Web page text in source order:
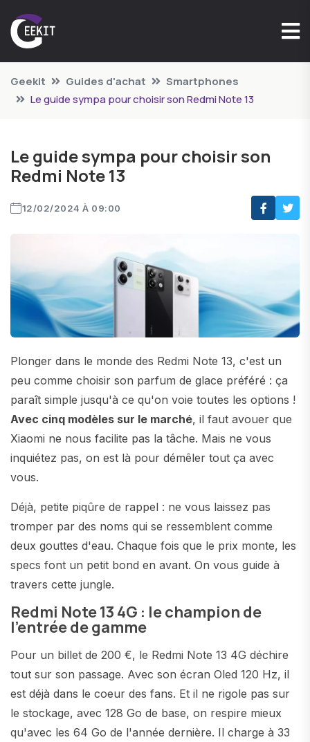
Geekit Guides d'achat
Smartphones
Le guide sympa pour choisir son Redmi Note 13
Le guide sympa pour choisir son
Redmi Note 13
12/02/2024 À 09:00
Plonger dans le monde des Redmi Note 13, c'est un
peu comme choisir son parfum de glace préféré : ça
paraît simple jusqu'à ce qu'on voie toutes les options !
Avec cinq modèles sur le marché, il faut avouer que
Xiaomi ne nous facilite pas la tâche. Mais ne vous
inquiétez pas, on est là pour démêler tout ça avec
vous.
Déjà, petite piqûre de rappel : ne vous laissez pas
tromper par des noms qui se ressemblent comme
deux gouttes d'eau. Chaque fois que le prix monte, les
specs font un petit bond en avant. On vous guide à
travers cette jungle.
Redmi Note 13 4G : le champion de
l'entrée de gamme
Pour un billet de 200 €, le Redmi Note 13 4G déchire
tout sur son passage. Avec son écran Oled 120 Hz, il
est déjà dans le coeur des fans. Et il ne rigole pas sur
le stockage, avec 128 Go de base, on respire mieux
qu'avec les 64 Go de l'année dernière. Il charge à 33